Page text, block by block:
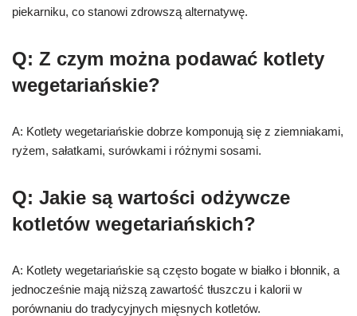
piekarniku, co stanowi zdrowszą alternatywę.
Q: Z czym można podawać kotlety
wegetariańskie?
A: Kotlety wegetariańskie dobrze komponują się z ziemniakami,
ryżem, sałatkami, surówkami i różnymi sosami.
Q: Jakie są wartości odżywcze
kotletów wegetariańskich?
A: Kotlety wegetariańskie są często bogate w białko i błonnik, a
jednocześnie mają niższą zawartość tłuszczu i kalorii w
porównaniu do tradycyjnych mięsnych kotletów.